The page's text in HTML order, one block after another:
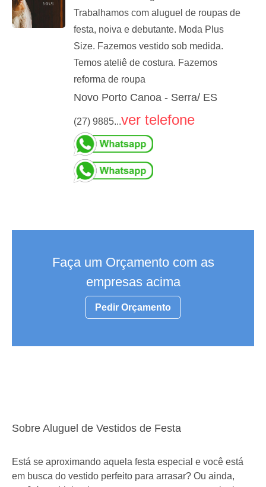
Trabalhamos com aluguel de roupas de
festa, noiva e debutante. Moda Plus
Size. Fazemos vestido sob medida.
Temos ateliê de costura. Fazemos
reforma de roupa
Novo Porto Canoa - Serra/ ES
(27) 9885...ver telefone
Faça um Orçamento com as
empresas acima
Pedir Orçamento
Sobre Aluguel de Vestidos de Festa
Está se aproximando aquela festa especial e você está
em busca do vestido perfeito para arrasar? Ou ainda,